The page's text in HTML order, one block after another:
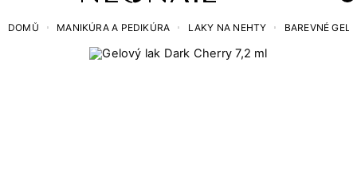
DOMŮ MANIKÚRA A PEDIKÚRA LAKY NA NEHTY BAREVNÉ GEL